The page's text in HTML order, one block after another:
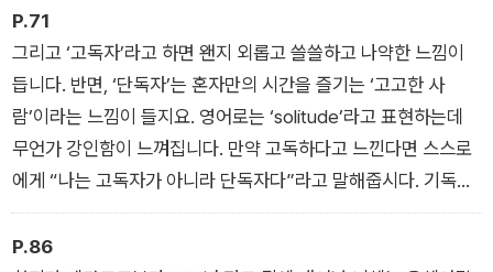
거나 속이 상할 때도 있었지만, 나라는 존재 자체를 부정하거나
혐오한 적은 없습니다. 저는 제 경험을 통해 여러분에게도 “늘 자
신의 편이 되어라”라고 자신에게 계속 말해주기를 권합니다. 니
체의 “자기 자신을 사랑하고 존중하라”라는 강력한 삶의 방식과
도 이어진다고 할 수 있습니다.
P.71
그리고 ‘고독자’라고 하면 왠지 외롭고 쓸쓸하고 나약한 느낌이
듭니다. 반면, ‘단독자’는 혼자만의 시간을 즐기는 ‘고고한 사
람’이라는 느낌이 들지요. 영어로는 ‘solitude’라고 표현하는데
무언가 강인함이 느껴집니다. 만약 고독하다고 느낀다면 스스로
에게 “나는 고독자가 아니라 단독자다”라고 말해줍시다. 기독교
라는 거대한 권력에 홀로 맞선 단독자 니체를 떠올려보길 바랍니
다. 마음 깊은 곳에서 힘과 용기가 솟아날 것입니다. 강인함은 단
P.86